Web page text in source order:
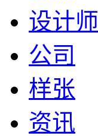
设计师
公司
样张
资讯